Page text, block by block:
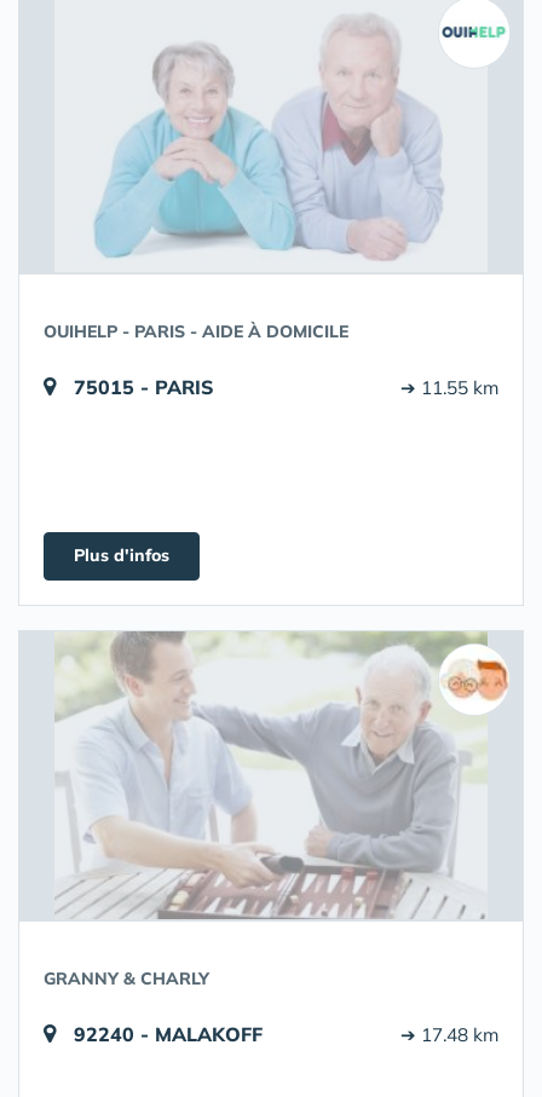
OUIHELP - PARIS - AIDE À DOMICILE
75015 - PARIS ➔ 11.55 km
Plus d'infos
GRANNY & CHARLY
92240 - MALAKOFF ➔ 17.48 km